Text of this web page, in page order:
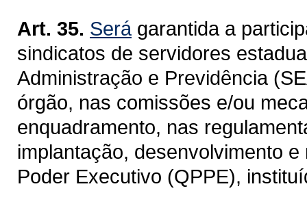
Art. 35. Serágarantida a
sindicatos de servidores
Administração e Previdência
órgão, nas comissões e/ou
enquadramento, nas
implantação, desenvolvimento
Poder Executivo (QPPE),